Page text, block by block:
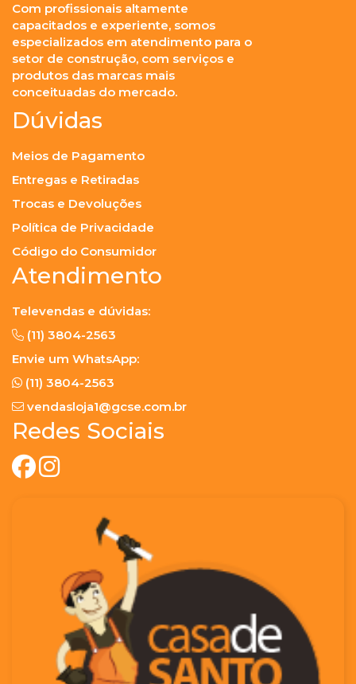
Com profissionais altamente
capacitados e experiente, somos
especializados em atendimento para o
setor de construção, com serviços e
produtos das marcas mais
conceituadas do mercado.
Dúvidas
Meios de Pagamento
Entregas e Retiradas
Trocas e Devoluções
Política de Privacidade
Código do Consumidor
Atendimento
Televendas e dúvidas:
(11) 3804-2563
Envie um WhatsApp:
(11) 3804-2563
vendasloja1@gcse.com.br
Redes Sociais